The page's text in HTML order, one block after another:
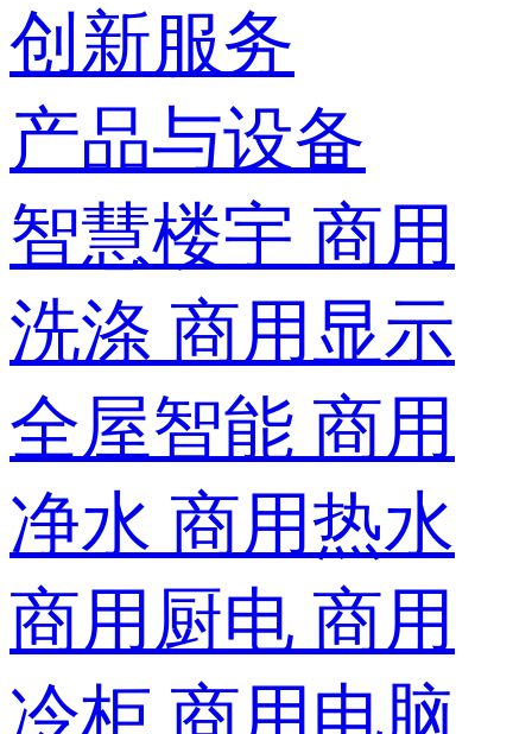
创新服务
产品与设备
智慧楼宇 商用
洗涤 商用显示
全屋智能 商用
净水 商用热水
商用厨电 商用
冷柜 商用电脑